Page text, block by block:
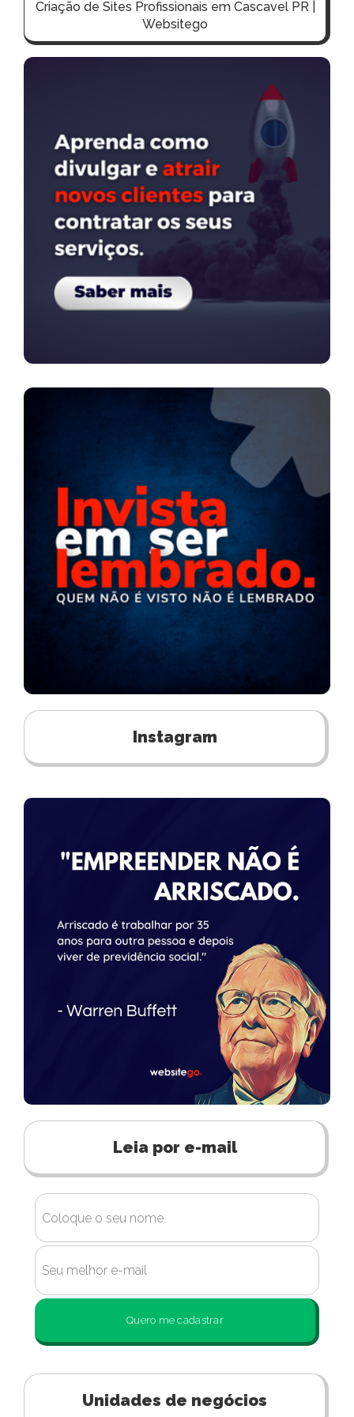
Criação de Sites Profissionais em Cascavel PR |
Websitego
Instagram
Leia por e-mail
Quero me cadastrar
Unidades de negócios